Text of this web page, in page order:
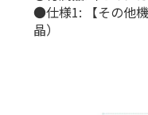
●仕様1: 【その他
晶）